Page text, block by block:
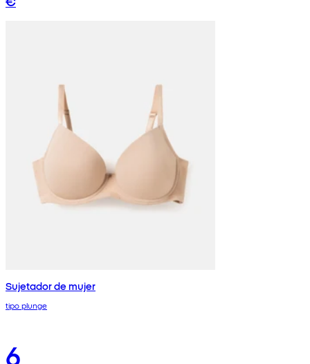
Sujetador de mujer
tipo plunge
6